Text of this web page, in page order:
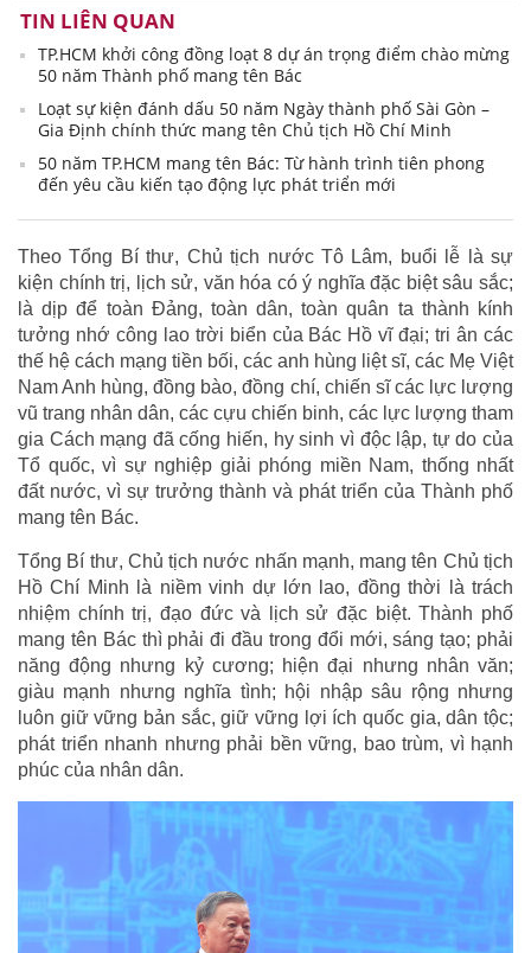
TIN LIÊN QUAN
TP.HCM khởi công đồng loạt 8 dự án trọng điểm chào mừng
50 năm Thành phố mang tên Bác
Loạt sự kiện đánh dấu 50 năm Ngày thành phố Sài Gòn –
Gia Định chính thức mang tên Chủ tịch Hồ Chí Minh
50 năm TP.HCM mang tên Bác: Từ hành trình tiên phong
đến yêu cầu kiến tạo động lực phát triển mới
Theo Tổng Bí thư, Chủ tịch nước Tô Lâm, buổi lễ là sự
kiện chính trị, lịch sử, văn hóa có ý nghĩa đặc biệt sâu sắc;
là dịp để toàn Đảng, toàn dân, toàn quân ta thành kính
tưởng nhớ công lao trời biển của Bác Hồ vĩ đại; tri ân các
thế hệ cách mạng tiền bối, các anh hùng liệt sĩ, các Mẹ Việt
Nam Anh hùng, đồng bào, đồng chí, chiến sĩ các lực lượng
vũ trang nhân dân, các cựu chiến binh, các lực lượng tham
gia Cách mạng đã cống hiến, hy sinh vì độc lập, tự do của
Tổ quốc, vì sự nghiệp giải phóng miền Nam, thống nhất
đất nước, vì sự trưởng thành và phát triển của Thành phố
mang tên Bác.
Tổng Bí thư, Chủ tịch nước nhấn mạnh, mang tên Chủ tịch
Hồ Chí Minh là niềm vinh dự lớn lao, đồng thời là trách
nhiệm chính trị, đạo đức và lịch sử đặc biệt. Thành phố
mang tên Bác thì phải đi đầu trong đổi mới, sáng tạo; phải
năng động nhưng kỷ cương; hiện đại nhưng nhân văn;
giàu mạnh nhưng nghĩa tình; hội nhập sâu rộng nhưng
luôn giữ vững bản sắc, giữ vững lợi ích quốc gia, dân tộc;
phát triển nhanh nhưng phải bền vững, bao trùm, vì hạnh
phúc của nhân dân.